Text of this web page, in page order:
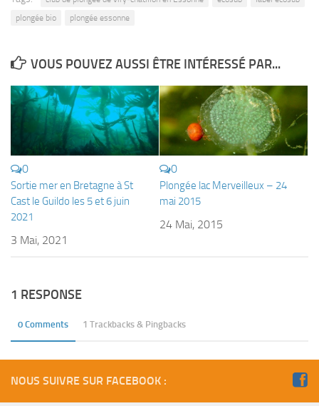
APNEE
SORTIES
Sorties 2026
Sorties 2025
Sorties 2024
Sorties 2022
Sorties 2018
sorties 2017
Sorties 2016
plongée bio
plongée essonne
VOUS POUVEZ AUSSI ÊTRE INTÉRESSÉ PAR...
0
Sortie mer en Bretagne à St
Cast le Guildo les 5 et 6 juin
2021
3 Mai, 2021
0
Plongée lac Merveilleux – 24
mai 2015
24 Mai, 2015
1 RESPONSE
0 Comments 1 Trackbacks & Pingbacks
NOUS SUIVRE SUR FACEBOOK :